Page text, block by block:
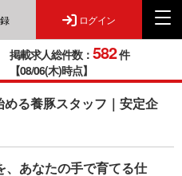
ログイン
掲載求人総件数： 582件
【08/06(木)時点】
る養豚スタッフ｜安定企
、あなたの手で育てる仕